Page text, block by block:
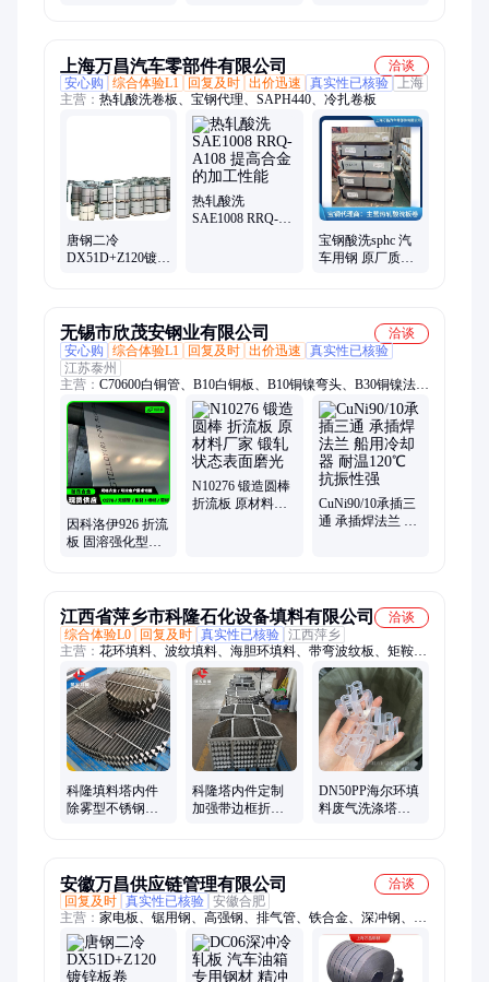
上海万昌汽车零部件有限公司
洽谈
安心购
综合体验L1 回复及时 出价迅速 真实性已核验
上海
主营： 热轧酸洗卷板、宝钢代理、SAPH440、冷扎卷板
唐钢二冷
DX51D+Z120镀锌
热轧酸洗
SAE1008 RRQ-
宝钢酸洗sphc 汽
车用钢 原厂质保
无锡市欣茂安钢业有限公司
洽谈
安心购
综合体验L1 回复及时 出价迅速
真实性已核验
江苏泰州
主营： C70600白铜管、B10白铜板、B10铜镍弯头、B30铜镍法
兰、镍基紧固件、铜镍棒、冷凝管、铜镍管件、C71500散热管
因科洛伊926 折流
板 固溶强化型合
N10276 锻造圆棒
折流板 原材料厂
CuNi90/10承插三
通 承插焊法兰 船
江西省萍乡市科隆石化设备填料有限公司
洽谈
综合体验L0
回复及时 真实性已核验 江西萍乡
主营： 花环填料、波纹填料、海胆环填料、带弯波纹板、矩鞍环
填料、金属矩鞍环、填料铝合金、阶梯环填料、环保球填料、兰
派克填料、pp多面空心球、pp共轭环填料、聚丙烯高流环、304
鲍尔环填料、聚丙烯扁环填料
科隆填料塔内件
除雾型不锈钢折
科隆塔内件定制
加强带边框折流
DN50PP海尔环填
料废气洗涤塔除
安徽万昌供应链管理有限公司
洽谈
回复及时 真实性已核验 安徽合肥
主营： 家电板、锯用钢、高强钢、排气管、铁合金、深冲钢、宝
钢钢、机械钢、qste420tm、结构钢、酸洗卷、热轧钢、热轧酸、
压延钢、低合金、压缩机、耐蚀钢、宝钢管、中碳钢、合金钢、
热轧板、硬化钢、镀铝镀、汽车钢、搪瓷钢